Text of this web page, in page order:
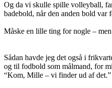
Og da vi skulle spille volleyball,
badebold, når den anden bold var
Måske en lille ting for nogle –
Sådan havde jeg det også i
og til fodbold som målmand, for
“Kom, Mille – vi finder ud af det.”